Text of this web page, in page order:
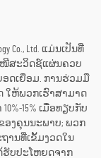
Co., Ltd. ແມ່ນເປັນທີ່
ໜີສະວິດຊ໌ແຜ່ນຄວບ
ດເຍື່ອມ. ການຮ່ວມມື
ໃຫ້ພວກເຮົາສາມາດ
15% ເມື່ອທຽບກັບ
ອງຄຸນນະພາບ; ພວກ
ານທີ່ເຂັ້ມງວດໃນ
ຮັບປະໂຫຍດຈາກ